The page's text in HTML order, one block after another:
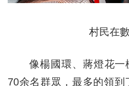
村民在
像楊國環、蔣燈花一
70余名群眾，最多的領到